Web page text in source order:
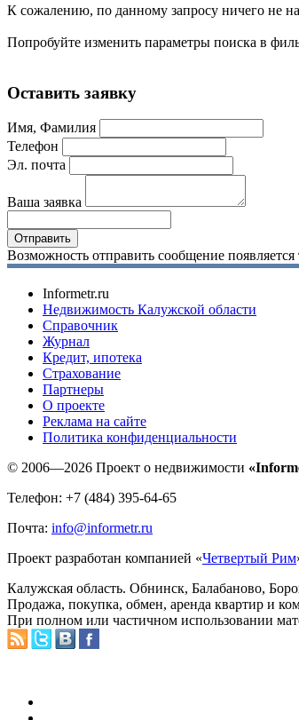
К сожалению, по данному запросу ничего не
Попробуйте изменить параметры поиска в
Оставить заявку
Имя, Фамилия
Телефон
Эл. почта
Ваша заявка
Возможность отправить сообщение
Informetr.ru
Недвижимость Калужской области
Справочник
Журнал
Кредит, ипотека
Страхование
Партнеры
O проекте
Реклама на сайте
Политика конфиденциальности
© 2006—2026 Проект о недвижимости
Телефон: +7 (484) 395-64-65
Почта: info@informetr.ru
Проект разработан компанией «Четвертый Рим
Калужская область. Обнинск, Балабаново,
Продажа, покупка, обмен, аренда квартир и
При полном или частичном использовании